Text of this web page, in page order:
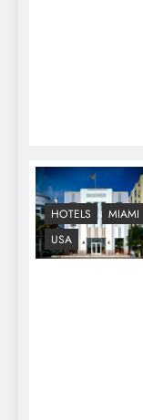
HOTELS
MIAMI
USA